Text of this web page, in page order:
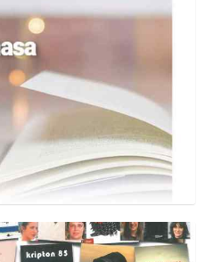
ITXIALDIAN ERE
,Denda kanpotik,